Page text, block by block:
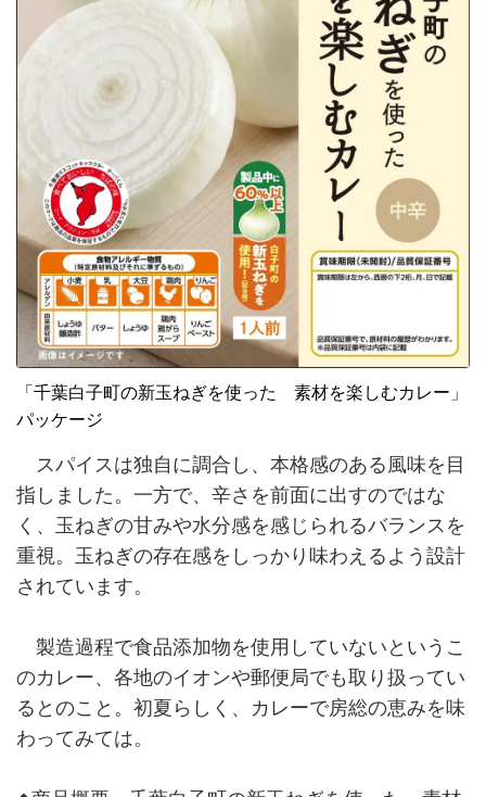
「千葉白子町の新玉ねぎを使った 素材を楽しむカレー」
パッケージ
スパイスは独自に調合し、本格感のある風味を目
指しました。一方で、辛さを前面に出すのではな
く、玉ねぎの甘みや水分感を感じられるバランスを
重視。玉ねぎの存在感をしっかり味わえるよう設計
されています。
製造過程で食品添加物を使用していないというこ
のカレー、各地のイオンや郵便局でも取り扱ってい
るとのこと。初夏らしく、カレーで房総の恵みを味
わってみては。